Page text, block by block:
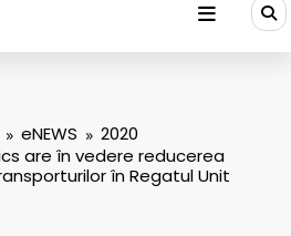
eNEWS
2020
are în vedere reducerea
în Regatul Unit